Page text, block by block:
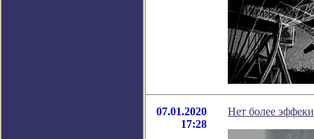
07.01.2020
17:28
Нет более